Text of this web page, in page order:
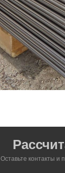
Оставьте контакты и